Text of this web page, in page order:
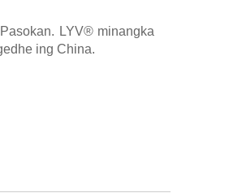
LYV® minangka
ing China.